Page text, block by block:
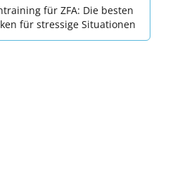
für ZFA: Die besten
für stressige Situationen